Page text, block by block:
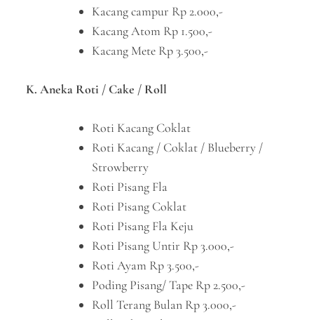
Kacang campur Rp 2.000,-
Kacang Atom Rp 1.500,-
Kacang Mete Rp 3.500,-
K. Aneka Roti / Cake / Roll
Roti Kacang Coklat
Roti Kacang / Coklat / Blueberry /
Strowberry
Roti Pisang Fla
Roti Pisang Coklat
Roti Pisang Fla Keju
Roti Pisang Untir Rp 3.000,-
Roti Ayam Rp 3.500,-
Poding Pisang/ Tape Rp 2.500,-
Roll Terang Bulan Rp 3.000,-